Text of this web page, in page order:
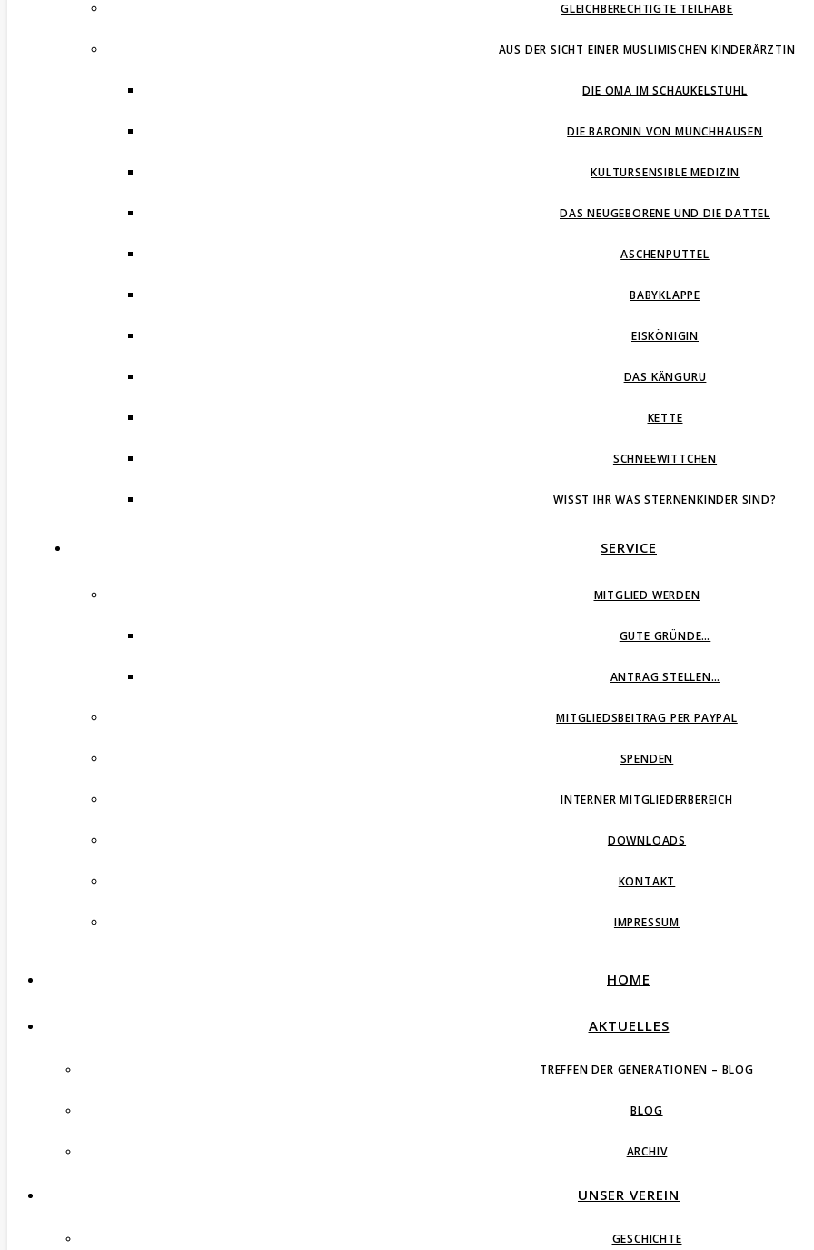
GLEICHBERECHTIGTE TEILHABE
AUS DER SICHT EINER MUSLIMISCHEN KINDERÄRZTIN
DIE OMA IM SCHAUKELSTUHL
DIE BARONIN VON MÜNCHHAUSEN
KULTURSENSIBLE MEDIZIN
DAS NEUGEBORENE UND DIE DATTEL
ASCHENPUTTEL
BABYKLAPPE
EISKÖNIGIN
DAS KÄNGURU
KETTE
SCHNEEWITTCHEN
WISST IHR WAS STERNENKINDER SIND?
SERVICE
MITGLIED WERDEN
GUTE GRÜNDE…
ANTRAG STELLEN…
MITGLIEDSBEITRAG PER PAYPAL
SPENDEN
INTERNER MITGLIEDERBEREICH
DOWNLOADS
KONTAKT
IMPRESSUM
HOME
AKTUELLES
TREFFEN DER GENERATIONEN – BLOG
BLOG
ARCHIV
UNSER VEREIN
GESCHICHTE